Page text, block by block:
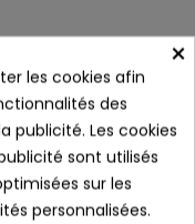
×
les cookies afin
des
publicité. Les cookies
sont utilisés
sur les
personnalisées.